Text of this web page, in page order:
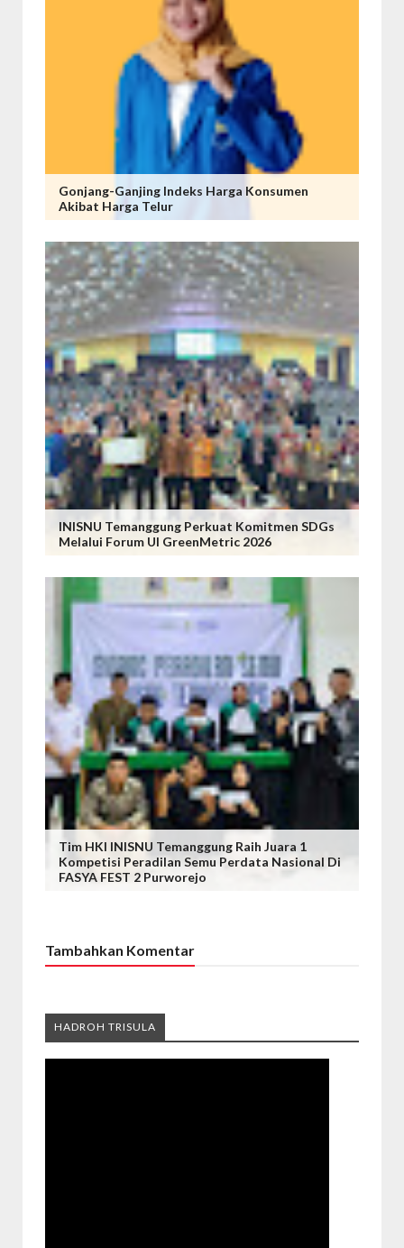
Gonjang-Ganjing Indeks Harga Konsumen
Akibat Harga Telur
INISNU Temanggung Perkuat Komitmen SDGs
Melalui Forum UI GreenMetric 2026
Tim HKI INISNU Temanggung Raih Juara 1
Kompetisi Peradilan Semu Perdata Nasional Di
FASYA FEST 2 Purworejo
Tambahkan Komentar
HADROH TRISULA